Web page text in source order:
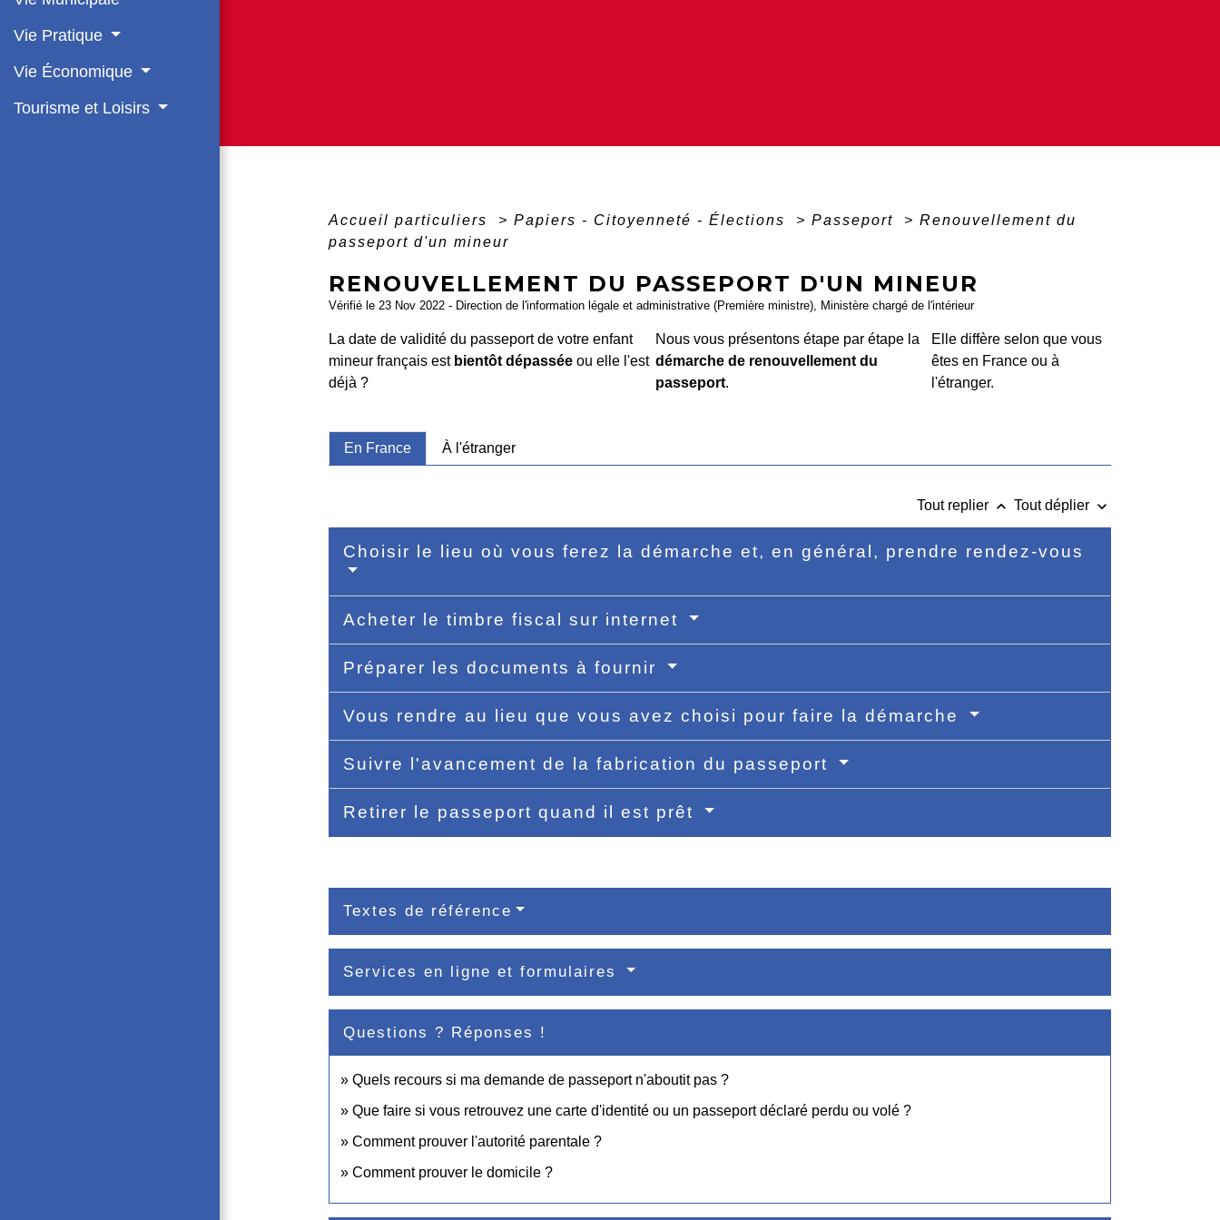
Vie Pratique
Vie Économique
Tourisme et Loisirs
Accueil particuliers > Papiers - Citoyenneté - Élections > Passeport > Renouvellement du
passeport d'un mineur
RENOUVELLEMENT DU PASSEPORT D'UN MINEUR
Vérifié le 23 Nov 2022 - Direction de l'information légale et administrative (Première ministre), Ministère chargé de l'intérieur
La date de validité du passeport de votre enfant
mineur français est bientôt dépasséeou elle l'est
déjà ?
Nous vous présentons étape par étape la
démarche de renouvellement du
passeport.
Elle diffère selon que vous
êtes en France ou à
l'étranger.
En France À l'étranger
Tout replier keyboard_arrow_up Tout déplier keyboard_arrow_down
Choisir le lieu où vous ferez la démarche et, en général, prendre rendez-vous
Acheter le timbre fiscal sur internet
Préparer les documents à fournir
Vous rendre au lieu que vous avez choisi pour faire la démarche
Suivre l'avancement de la fabrication du passeport
Retirer le passeport quand il est prêt
Textes de référence
Services en ligne et formulaires
Questions ? Réponses !
Quels recours si ma demande de passeport n'aboutit pas ?
Que faire si vous retrouvez une carte d'identité ou un passeport déclaré perdu ou volé ?
Comment prouver l'autorité parentale ?
Comment prouver le domicile ?